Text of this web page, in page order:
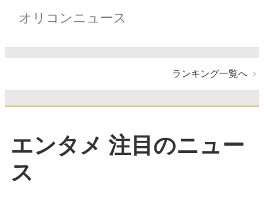
オリコンニュース
ランキング一覧へ
エンタメ 注目のニュー
ス